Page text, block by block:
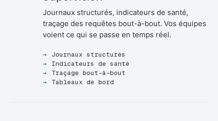
Journaux structurés, indicateurs de santé,
traçage des requêtes bout-à-bout. Vos équipes
voient ce qui se passe en temps réel.
Journaux structurés
Indicateurs de santé
Traçage bout-à-bout
Tableaux de bord